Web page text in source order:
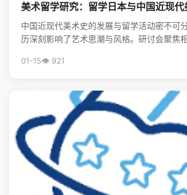
美术留学研究：留学日本与中国近现代
中国近现代美术史的发展与留学活动密不可
历深刻影响了艺术思潮与风格。研讨会聚焦
01-15👁️ 921